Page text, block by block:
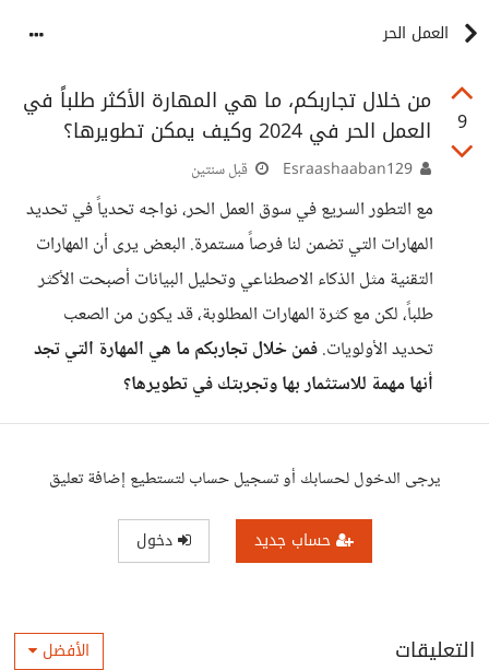
العمل الحر
9
من خلال تجاربكم، ما هي المهارة الأكثر طلباً في
العمل الحر في 2024 وكيف يمكن تطويرها؟
قبل سنتين
مع التطور السريع في سوق العمل الحر، نواجه تحدياً في تحديد
المهارات التي تضمن لنا فرصاً مستمرة. البعض يرى أن المهارات
التقنية مثل الذكاء الاصطناعي وتحليل البيانات أصبحت الأكثر
طلباً، لكن مع كثرة المهارات المطلوبة، قد يكون من الصعب
تحديد الأولويات.فمن خلال تجاربكم ما هي المهارة التي تجد
أنها مهمة للاستثمار بها وتجربتك في تطويرها؟
يرجى الدخول لحسابك أو تسجيل حساب لتستطيع إضافة تعليق
حساب جديد دخول
التعليقات الأفضل